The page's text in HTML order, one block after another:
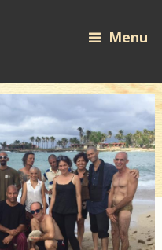
Menu